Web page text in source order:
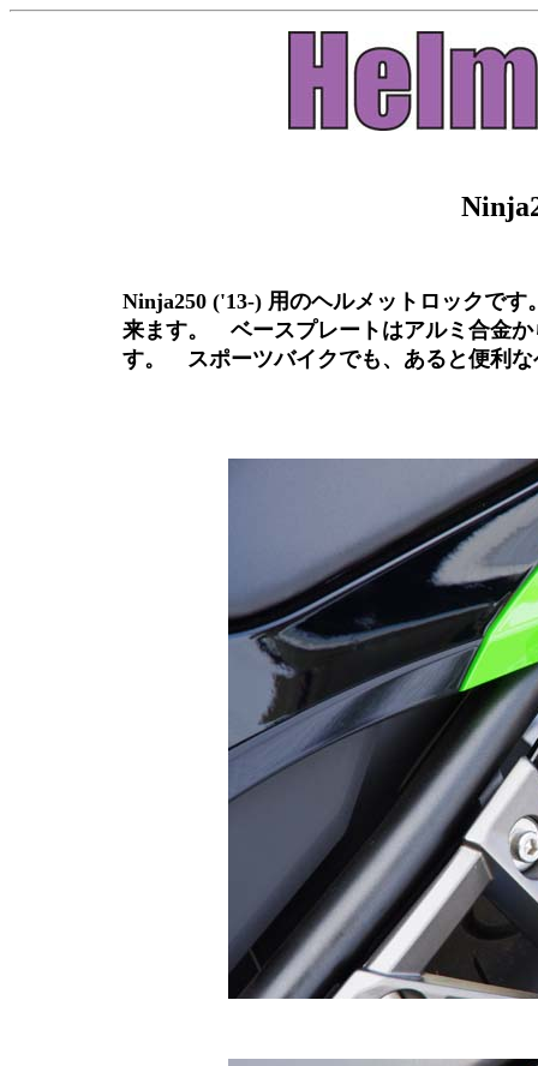
Ninja250 ('13-) 用のヘルメットロックで
来ます。 ベースプレートはアルミ合金か
す。 スポーツバイクでも、あると便利な